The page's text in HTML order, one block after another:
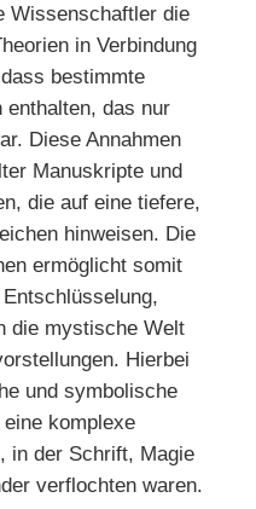
Wissenschaftler die
in Verbindung
bestimmte
enthalten, das nur
Diese Annahmen
Manuskripte und
die auf eine tiefere,
hinweisen. Die
ermöglicht somit
die mystische Welt
Hierbei
und symbolische
komplexe
in der Schrift, Magie
verflochten waren.